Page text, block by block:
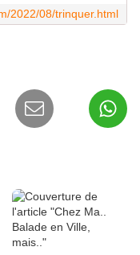
2022/08/trinquer.html